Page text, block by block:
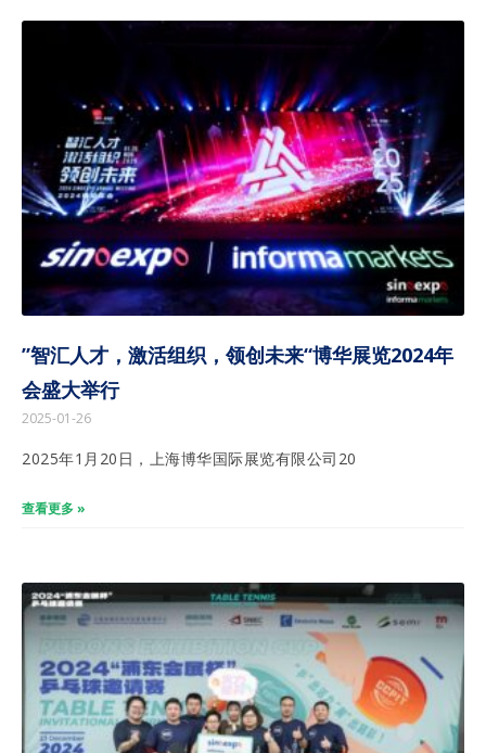
”智汇人才，激活组织，领创未来“博华展览2024年
会盛大举行
2025-01-26
2025年1月20日，上海博华国际展览有限公司20
查看更多 »